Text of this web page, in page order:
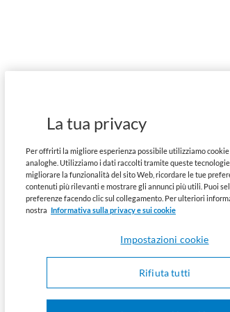
La tua privacy
Per offrirti la migliore esperienza possibile utilizziamo
analoghe. Utilizziamo i dati raccolti tramite queste
migliorare la funzionalità del sito Web, ricordare le tue
contenuti più rilevanti e mostrare gli annunci più utili. Puoi
preferenze facendo clic sul collegamento. Per ulteriori
nostra Informativa sulla privacy e sui cookie
Rifiuta tutti
Impostazioni cookie